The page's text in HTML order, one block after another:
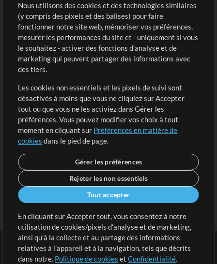
Sons
Boutique
Acheter des crédits
Contenu gratuit
Demander les pistes
Extras
Sessions
Soumettre votre contenu
Listes de lecture
Conférence MT
Compte
Connexion
S'inscrire
Nous utilisons des cookies et des technologies similaires
(y compris des pixels et des balises) pour faire
fonctionner notre site web, mémoriser vos préférences,
mesurer les performances du site et - uniquement si vous
le souhaitez - activer des fonctions d'analyse et de
marketing qui peuvent partager des informations avec
des tiers.
Les cookies non essentiels et les pixels de suivi sont
désactivés à moins que vous ne cliquiez sur Accepter
tout ou que vous ne les activiez dans Gérer les
préférences. Vous pouvez modifier vos choix à tout
moment en cliquant sur Préférences en matière de
cookies dans le pied de page.
Gérer les préférences
Rejeter les non essentiels
Tout accepter
En cliquant sur Accepter tout, vous consentez à notre
utilisation de cookies/pixels d'analyse et de marketing,
ainsi qu'à la collecte et au partage des informations
relatives à l'appareil et à la navigation, tels que décrits
dans notre. Politique de cookies etConfidentialité.